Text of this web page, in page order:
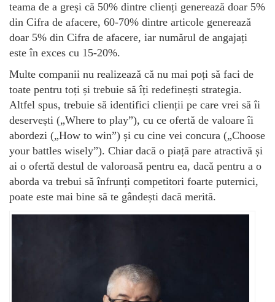
teama de a greși că 50% dintre clienți generează doar 5%
din Cifra de afacere, 60-70% dintre articole generează
doar 5% din Cifra de afacere, iar numărul de angajați
este în exces cu 15-20%.
Multe companii nu realizează că nu mai poți să faci de
toate pentru toți și trebuie să îți redefinești strategia.
Altfel spus, trebuie să identifici clienții pe care vrei să îi
deservești („Where to play”), cu ce ofertă de valoare îi
abordezi („How to win”) și cu cine vei concura („Choose
your battles wisely”). Chiar dacă o piață pare atractivă și
ai o ofertă destul de valoroasă pentru ea, dacă pentru a o
aborda va trebui să înfrunți competitori foarte puternici,
poate este mai bine să te gândești dacă merită.